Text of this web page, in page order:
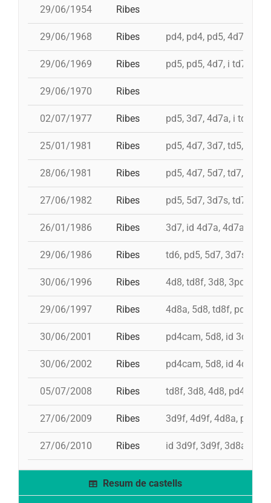
29/06/1954 Ribes
29/06/1968 Ribes pd4, pd4, pd5, 4d7, i 3d7
29/06/1969 Ribes pd5, pd5, 4d7, i td7
29/06/1970 Ribes
02/07/1977 Ribes pd5, 3d7, 4d7a, i td7
25/01/1981 Ribes pd5, 4d7, 3d7, td5, 5d6,
28/06/1981 Ribes pd5, 4d7, 5d7, td7, id
27/06/1982 Ribes pd5, 5d7, 3d7s, td7
26/01/1986 Ribes 3d7, id 4d7a, 4d7a, 5d7,
29/06/1986 Ribes td6, pd5, 5d7, 3d7s, td7,
30/06/1996 Ribes 4d8, td8f, 3d8, 3pd5
29/06/1997 Ribes 4d8a, 5d8, td8f, pd6
30/06/2001 Ribes pd4cam, 5d8, id 3d9f,
30/06/2002 Ribes pd4cam, 5d8, id 4d8, id
05/07/2008 Ribes td8f, 3d8, 4d8, pd4, pd5
27/06/2009 Ribes 3d9f, 4d9f, 4d8a, pd6,
27/06/2010 Ribes id 3d9f, 3d9f, 3d8a,
Resum de castells